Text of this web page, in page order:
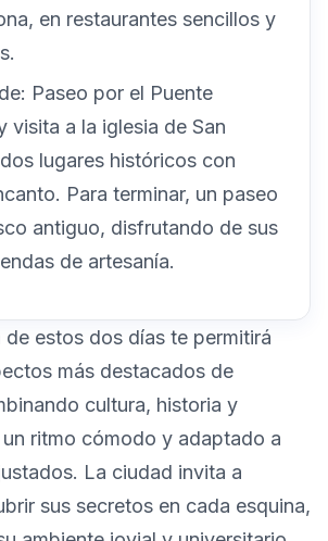
en restaurantes sencillos y
Paseo por el Puente
visita a la iglesia de San
lugares históricos con
Para terminar, un paseo
antiguo, disfrutando de sus
de artesanía.
estos dos días te permitirá
más destacados de
cultura, historia y
ritmo cómodo y adaptado a
La ciudad invita a
sus secretos en cada esquina,